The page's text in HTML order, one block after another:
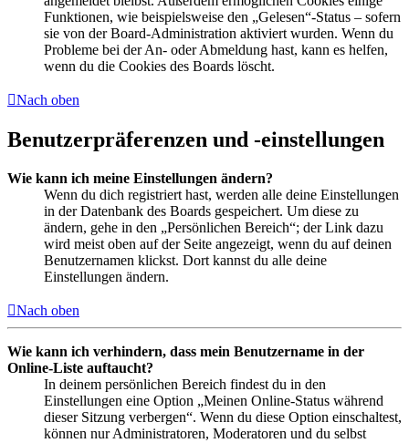
Funktionen, wie beispielsweise den „Gelesen“-Status – sofern
sie von der Board-Administration aktiviert wurden. Wenn du
Probleme bei der An- oder Abmeldung hast, kann es helfen,
wenn du die Cookies des Boards löscht.
Nach oben
Benutzerpräferenzen und -einstellungen
Wie kann ich meine Einstellungen ändern?
Wenn du dich registriert hast, werden alle deine Einstellungen
in der Datenbank des Boards gespeichert. Um diese zu
ändern, gehe in den „Persönlichen Bereich“; der Link dazu
wird meist oben auf der Seite angezeigt, wenn du auf deinen
Benutzernamen klickst. Dort kannst du alle deine
Einstellungen ändern.
Nach oben
Wie kann ich verhindern, dass mein Benutzername in der
Online-Liste auftaucht?
In deinem persönlichen Bereich findest du in den
Einstellungen eine Option „Meinen Online-Status während
dieser Sitzung verbergen“. Wenn du diese Option einschaltest,
können nur Administratoren, Moderatoren und du selbst